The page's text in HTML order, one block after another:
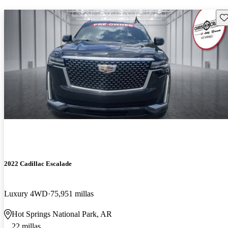
2022 Cadillac Escalade
Luxury 4WD 75,951 millas
Hot Springs National Park, AR